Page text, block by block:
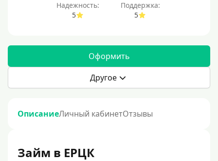
Надежность:
5
Поддержка:
5
Оформить
Другое
ОписаниеЛичный кабинетОтзывы
Займ в ЕРЦК